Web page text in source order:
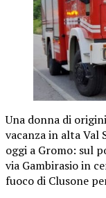
Una donna di
vacanza in alta Val
oggi a Gromo: sul
via Gambirasio in
fuoco di Clusone